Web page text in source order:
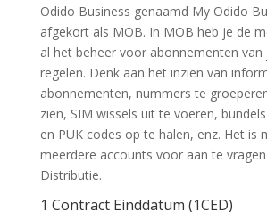
Odido Business genaamd My Odido
afgekort als MOB. In MOB heb je de
al het beheer voor abonnementen
regelen. Denk aan het inzien van
abonnementen, nummers te
zien, SIM wissels uit te voeren,
en PUK codes op te halen, enz. Het is
meerdere accounts voor aan te
Distributie.
1 Contract Einddatum (1CED)